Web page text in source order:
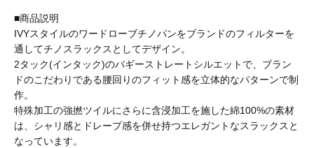
■商品説明
IVYスタイルのワードローブチノパンをブランドのフィルターを
通してチノスラックスとしてデザイン。
2タック(インタック)のバギーストレートシルエットで、ブラン
ドのこだわりである腰回りのフィット感を立体的なパターンで制
作。
特殊加工の強撚ツイルにさらに含浸加工を施した綿100%の素材
は、シャリ感とドレープ感を併せ持つエレガントなスラックスと
なっています。
BERJAC
BTCS